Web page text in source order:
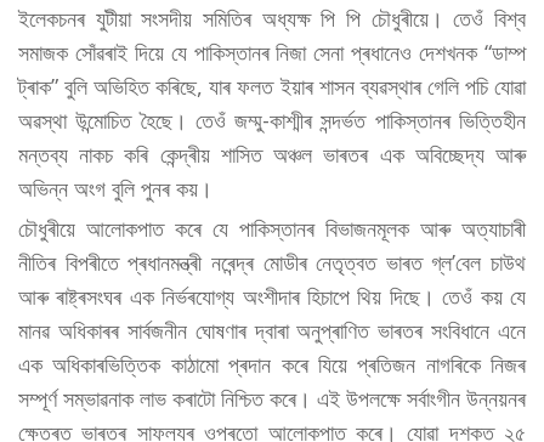
ইলেকচনৰ যুটীয়া সংসদীয় সমিতিৰ অধ্যক্ষ পি পি চৌধুৰীয়ে। তেওঁ বিশ্ব
সমাজক সোঁৱৰাই দিয়ে যে পাকিস্তানৰ নিজা সেনা প্ৰধানেও দেশখনক “ডাম্প
ট্ৰাক” বুলি অভিহিত কৰিছে, যাৰ ফলত ইয়াৰ শাসন ব্যৱস্থাৰ গেলি পচি যোৱা
অৱস্থা উন্মোচিত হৈছে। তেওঁ জম্মু-কাশ্মীৰ সন্দৰ্ভত পাকিস্তানৰ ভিত্তিহীন
মন্তব্য নাকচ কৰি কেন্দ্ৰীয় শাসিত অঞ্চল ভাৰতৰ এক অবিচ্ছেদ্য আৰু
অভিন্ন অংগ বুলি পুনৰ কয়।
চৌধুৰীয়ে আলোকপাত কৰে যে পাকিস্তানৰ বিভাজনমূলক আৰু অত্যাচাৰী
নীতিৰ বিপৰীতে প্ৰধানমন্ত্ৰী নৰেন্দ্ৰ মোডীৰ নেতৃত্বত ভাৰত গ্ল’বেল চাউথ
আৰু ৰাষ্ট্ৰসংঘৰ এক নিৰ্ভৰযোগ্য অংশীদাৰ হিচাপে থিয় দিছে। তেওঁ কয় যে
মানৱ অধিকাৰৰ সাৰ্বজনীন ঘোষণাৰ দ্বাৰা অনুপ্ৰাণিত ভাৰতৰ সংবিধানে এনে
এক অধিকাৰভিত্তিক কাঠামো প্ৰদান কৰে যিয়ে প্ৰতিজন নাগৰিকে নিজৰ
সম্পূৰ্ণ সম্ভাৱনাক লাভ কৰাটো নিশ্চিত কৰে। এই উপলক্ষে সৰ্বাংগীন উন্নয়নৰ
ক্ষেত্ৰত ভাৰতৰ সাফল্যৰ ওপৰতো আলোকপাত কৰে। যোৱা দশকত ২৫